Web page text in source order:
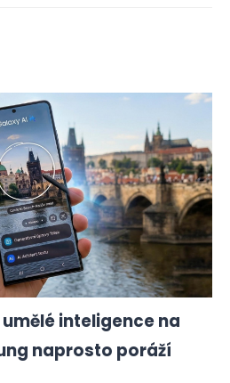
inteligence na
naprosto poráží